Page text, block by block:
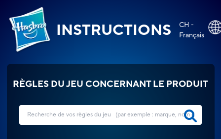
INSTRUCTIONS
CH -
Français
RÈGLES DU JEU CONCERNANT LE PRODUIT